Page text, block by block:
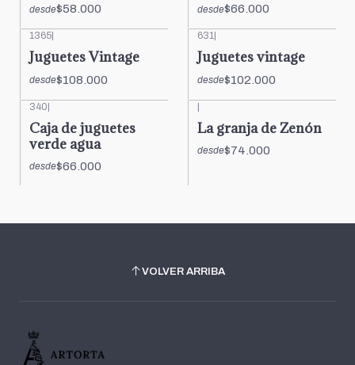
desde$58.000 desde$66.000
1365
Juguetes Vintage
desde$108.000
631
Juguetes vintage
desde$102.000
340|
Caja de juguetes
verde agua
desde$66.000
|
La granja de Zenón
desde$74.000
VOLVER ARRIBA